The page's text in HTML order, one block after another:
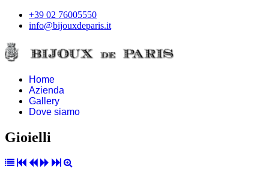
+39 02 76005550
info@bijouxdeparis.it
Home
Azienda
Gallery
Dove siamo
Gioielli